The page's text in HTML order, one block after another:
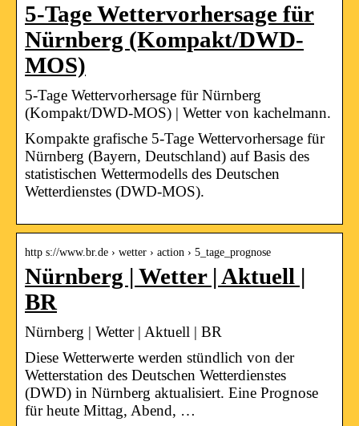
5-Tage Wettervorhersage für
Nürnberg (Kompakt/DWD-
MOS)
5-Tage Wettervorhersage für Nürnberg
(Kompakt/DWD-MOS) | Wetter von kachelmann.
Kompakte grafische 5-Tage Wettervorhersage für
Nürnberg (Bayern, Deutschland) auf Basis des
statistischen Wettermodells des Deutschen
Wetterdienstes (DWD-MOS).
http s://www.br.de › wetter › action › 5_tage_prognose
Nürnberg | Wetter | Aktuell |
BR
Nürnberg | Wetter | Aktuell | BR
Diese Wetterwerte werden stündlich von der
Wetterstation des Deutschen Wetterdienstes
(DWD) in Nürnberg aktualisiert. Eine Prognose
für heute Mittag, Abend, …